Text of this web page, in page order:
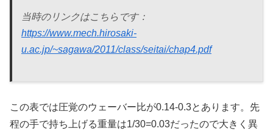
当時のリンクはこちらです：
https://www.mech.hirosaki-
u.ac.jp/~sagawa/2011/class/seitai/chap4.pdf
この表では圧覚のウェーバー比が0.14-0.3とあります。先
程の手で持ち上げる重量は1/30=0.03だったので大きく異